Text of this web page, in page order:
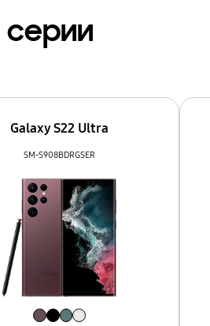
Galaxy S22 Ultra
SM-S908BDRGSER